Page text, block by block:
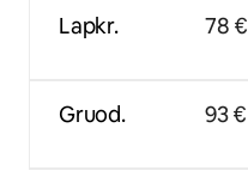
Lapkr.
Gruod.
78 €
93 €